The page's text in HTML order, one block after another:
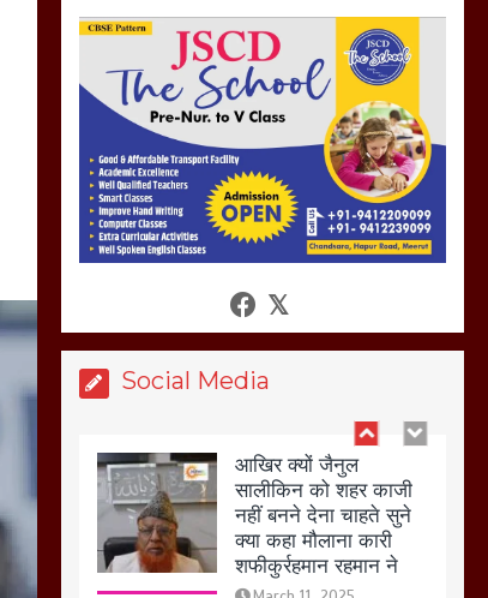
Social Media
कर होलिका को किया तहस
नहस,मोहल्ले वालों के साथ
की गई गाली गलोच ,कहा
अगर रखी गई होली तो होगा
खून खराबा,
March 11, 2025
आखिर क्यों जैनुल
सालीकिन को शहर काजी
क्या कहा मौलाना कारी
शफीकुर्रहमान रहमान ने
बिजली विभाग से परेशान
होकर बागपत में एक संत ने
सरकार को दी आमरण
अनशन की चेतावनी
March 8, 2025